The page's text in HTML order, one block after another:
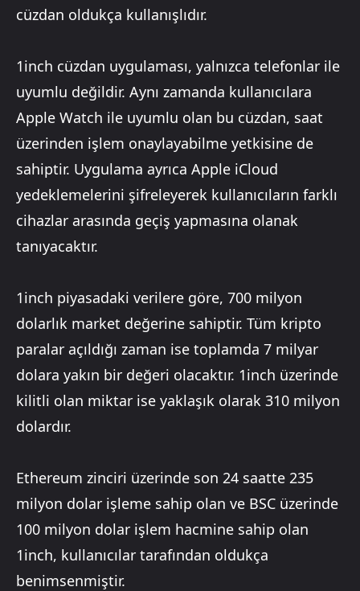
cüzdan oldukça kullanışlıdır.
1inch cüzdan uygulaması, yalnızca telefonlar ile
uyumlu değildir. Aynı zamanda kullanıcılara
Apple Watch ile uyumlu olan bu cüzdan, saat
üzerinden işlem onaylayabilme yetkisine de
sahiptir. Uygulama ayrıca Apple iCloud
yedeklemelerini şifreleyerek kullanıcıların farklı
cihazlar arasında geçiş yapmasına olanak
tanıyacaktır.
1inch piyasadaki verilere göre, 700 milyon
dolarlık market değerine sahiptir. Tüm kripto
paralar açıldığı zaman ise toplamda 7 milyar
dolara yakın bir değeri olacaktır. 1inch üzerinde
kilitli olan miktar ise yaklaşık olarak 310 milyon
dolardır.
Ethereum zinciri üzerinde son 24 saatte 235
milyon dolar işleme sahip olan ve BSC üzerinde
100 milyon dolar işlem hacmine sahip olan
1inch, kullanıcılar tarafından oldukça
benimsenmiştir.